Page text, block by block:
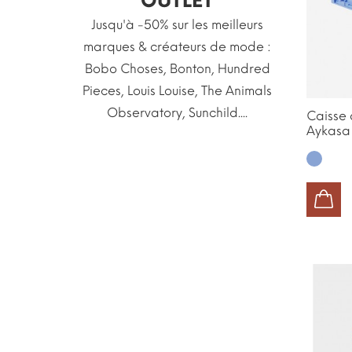
Jusqu'à -50% sur les meilleurs
marques & créateurs de mode :
Bobo Choses, Bonton, Hundred
Pieces, Louis Louise, The Animals
Observatory, Sunchild....
Caisse
Aykasa
Blue